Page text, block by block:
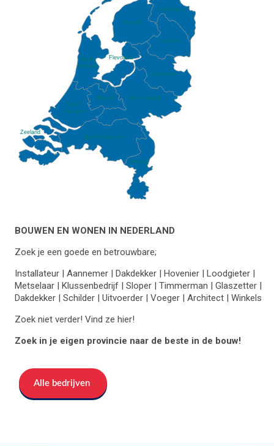
Drenthe
Flevoland
Fryslân
Gelderland
Groningen
Limburg
North Brabant
North
Holland
Overijssel
South
Holland
Utrecht
Zeeland
BOUWEN EN WONEN IN NEDERLAND
Zoek je een goede en betrouwbare;
Installateur | Aannemer | Dakdekker | Hovenier | Loodgieter |
Metselaar | Klussenbedrijf | Sloper | Timmerman | Glaszetter |
Dakdekker | Schilder | Uitvoerder | Voeger | Architect | Winkels
Zoek niet verder! Vind ze hier!
Zoek in je eigen provincie naar de beste in de bouw!
Alle bedrijven